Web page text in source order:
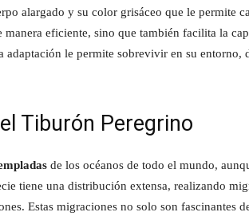
alargado y su color grisáceo que le permite
manera eficiente, sino que también facilita la
adaptación le permite sobrevivir en su entorno,
Tiburón Peregrino
de los océanos de todo el mundo,
tiene una distribución extensa, realizando
Estas migraciones no solo son fascinantes